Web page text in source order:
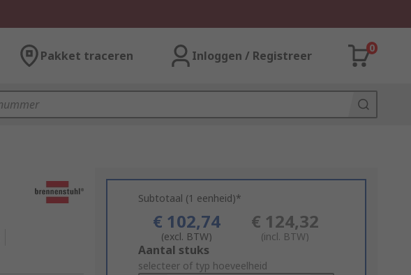
Pakket traceren Inloggen / Registreer
0
Subtotaal (1 eenheid)*
€ 102,74
(excl. BTW)
€ 124,32
(incl. BTW)
Add
to
Aantal stuks
selecteer of typ hoeveelheid